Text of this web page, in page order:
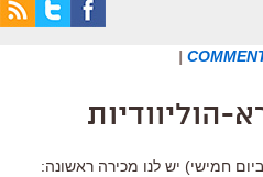
|
הוליוודיות
חמישי) יש לנו מכירה ראשונה: